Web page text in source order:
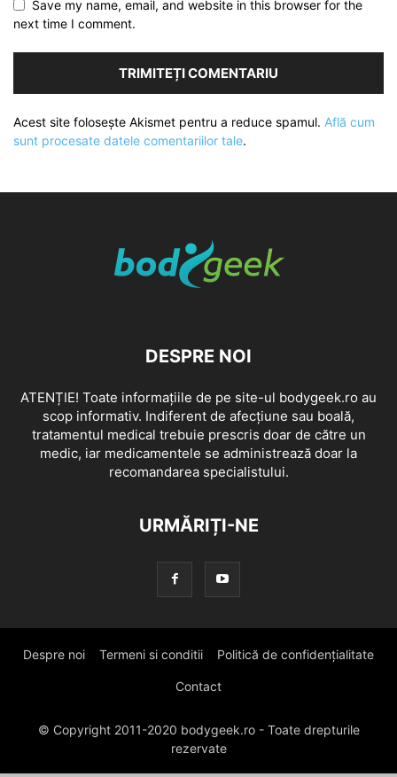
Save my name, email, and website in this browser for the
next time I comment.
Acest site folosește Akismet pentru a reduce spamul. Află cum
sunt procesate datele comentariilor tale.
DESPRE NOI
ATENȚIE! Toate informațiile de pe site-ul bodygeek.ro au
scop informativ. Indiferent de afecțiune sau boală,
tratamentul medical trebuie prescris doar de către un
medic, iar medicamentele se administrează doar la
recomandarea specialistului.
URMĂRIȚI-NE
Despre noi Termeni si conditii Politică de confidențialitate
Contact
© Copyright 2011-2020 bodygeek.ro - Toate drepturile
rezervate